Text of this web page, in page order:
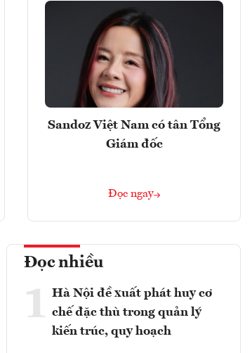
Sandoz Việt Nam có tân Tổng
Giám đốc
Đọc ngay
Đọc nhiều
1 Hà Nội đề xuất phát huy cơ
chế đặc thù trong quản lý
kiến trúc, quy hoạch